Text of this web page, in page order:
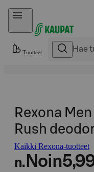
Hyppää sisältöön
Tuotteet
Rexona
Rush
Kaikki Rexona-tuotteet
n. Noin